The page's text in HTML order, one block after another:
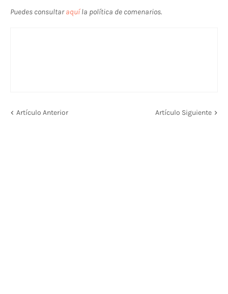
Puedes consultaraquíla política de comenarios.
Artículo Anterior Artículo Siguiente